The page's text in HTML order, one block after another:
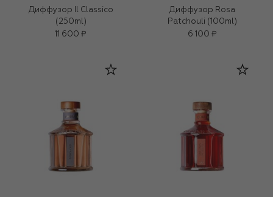
Диффузор Il Classico
(250ml)
11 600 ₽
Диффузор Rosa
Patchouli (100ml)
6 100 ₽